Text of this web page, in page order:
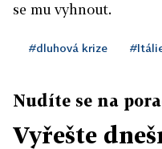
se mu vyhnout.
#dluhová krize
Nudíte se na
Vyřešte